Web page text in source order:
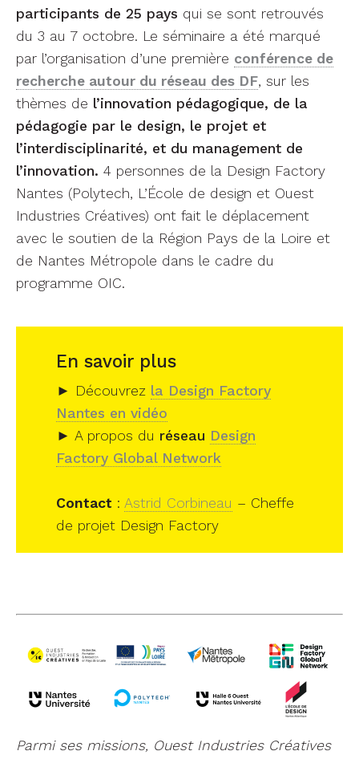
participants de 25 pays qui se sont retrouvés
du 3 au 7 octobre. Le séminaire a été marqué
par l’organisation d’une première conférence de
recherche autour du réseau des DF, sur les
thèmes de l’innovation pédagogique, de la
pédagogie par le design, le projet et
l’interdisciplinarité, et du management de
l’innovation. 4 personnes de la Design Factory
Nantes (Polytech, L’École de design et Ouest
Industries Créatives) ont fait le déplacement
avec le soutien de la Région Pays de la Loire et
de Nantes Métropole dans le cadre du
programme OIC.
En savoir plus
► Découvrez la Design Factory
Nantes en vidéo
► A propos du réseau Design
Factory Global Network
Contact : Astrid Corbineau – Cheffe
de projet Design Factory
Parmi ses missions, Ouest Industries Créatives